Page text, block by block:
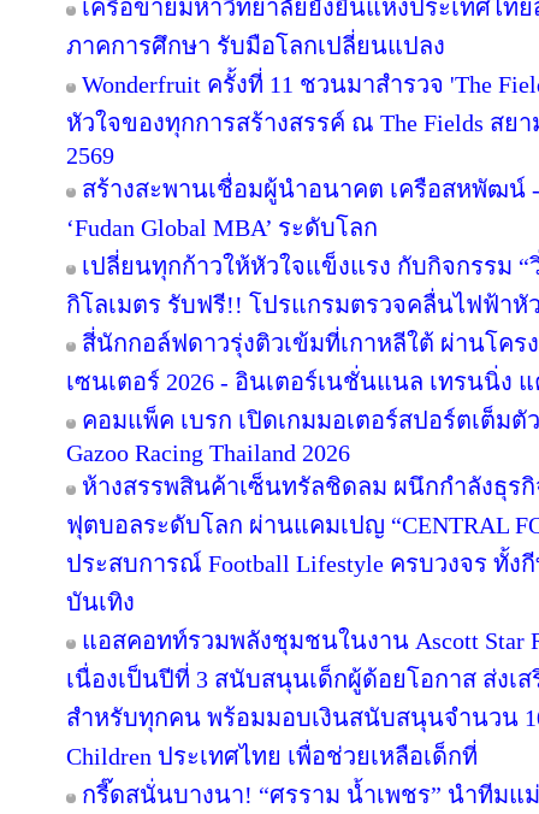
เครือข่ายมหาวิทยาลัยยั่งยืนแห่งประเทศไท
ภาคการศึกษา รับมือโลกเปลี่ยนแปลง
Wonderfruit ครั้งที่ 11 ชวนมาสำรวจ 'The
หัวใจของทุกการสร้างสรรค์ ณ The Fields ส
2569
สร้างสะพานเชื่อมผู้นำอนาคต เครือสหพัฒ
‘Fudan Global MBA’ ระดับโลก
เปลี่ยนทุกก้าวให้หัวใจแข็งแรง กับกิจกรรม “
กิโลเมตร รับฟรี!! โปรแกรมตรวจคลื่นไฟฟ้าหั
สี่นักกอล์ฟดาวรุ่งติวเข้มที่เกาหลีใต้ ผ่านโคร
เซนเตอร์ 2026 - อินเตอร์เนชั่นแนล เทรนนิ่ง
คอมแพ็ค เบรก เปิดเกมมอเตอร์สปอร์ตเต็มตั
Gazoo Racing Thailand 2026
ห้างสรรพสินค้าเซ็นทรัลชิดลม ผนึกกำลังธุร
ฟุตบอลระดับโลก ผ่านแคมเปญ “CENTRAL
ประสบการณ์ Football Lifestyle ครบวงจร ทั้
บันเทิง
แอสคอทท์รวมพลังชุมชนในงาน Ascott Star
เนื่องเป็นปีที่ 3 สนับสนุนเด็กผู้ด้อยโอกาส ส่งเ
สำหรับทุกคน พร้อมมอบเงินสนับสนุนจำนวน
Children ประเทศไทย เพื่อช่วยเหลือเด็กที่
กรี๊ดสนั่นบางนา! “ศรราม น้ำเพชร” นำทีมแ